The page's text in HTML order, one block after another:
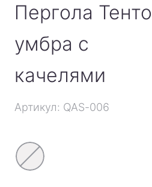
Пергола Тенто
умбра с
качелями
Артикул: QAS-006